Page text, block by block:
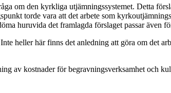
om den kyrkliga utjämningssystemet. Detta
torde vara att det arbete som
huruvida det framlagda förslaget passar även
heller här finns det anledning att göra om det
av kostnader för begravningsverksamhet och